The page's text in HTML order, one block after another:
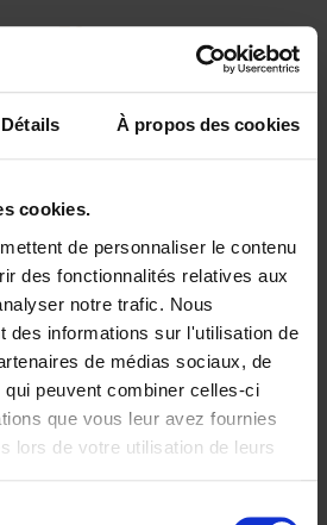
Détails À propos des cookies
cookies.
de personnaliser le contenu
des fonctionnalités relatives aux
notre trafic. Nous
des informations sur l'utilisation de
de médias sociaux, de
peuvent combiner celles-ci
que vous leur avez fournies
lors de votre utilisation de leurs
35,50
Offer You Can't
Van Belleghem
souple
2020 256
37,50